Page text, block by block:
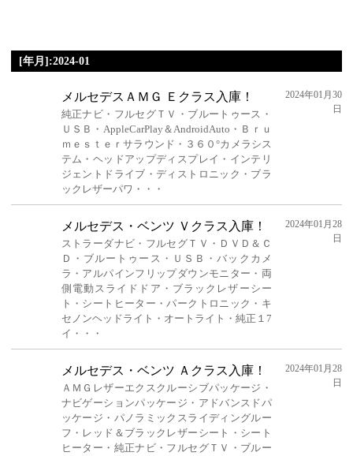
[年月]:2024-01
メルセデスＡＭＧ Ｅクラス入庫！
純正ナビ・フルセグＴＶ・ブルートゥース・
ＵＳＢ・AppleCarPlay＆AndroidAuto・Ｂｒｕ
ｍｅｓｔｅｒサラウンド・３６０°カメラシス
テム・ヘッドアップディスプレイ・インテリ
ジェントドライブ・ディストロニック・ブラ
ックレザーパワ・・・
2024年01月30
日
メルセデス・ベンツ Ｖクラス入庫！
ストラーダナビ・フルセグＴＶ・ＤＶＤ＆Ｃ
Ｄ・ブルートゥース・ＵＳＢ・バックカメ
ラ・アルパインフリップダウンモニター・両
側電動スライドドア・ブラックレザーシー
ト・シートヒーター・パークトロニック・キ
セノンヘッドライト・オートライト・純正１7
イ・・・
2024年01月28
日
メルセデス・ベンツ Ａクラス入庫！
ＡＭＧレザーエクスクルーシブパッケージ・
ナビゲーションパッケージ・アドバンスドパ
ッケージ・パノラミックスライディングルー
フ・レッド＆ブラックレザーシート・シート
ヒーター・純正ナビ・フルセグＴＶ・ブルー
2024年01月28
日